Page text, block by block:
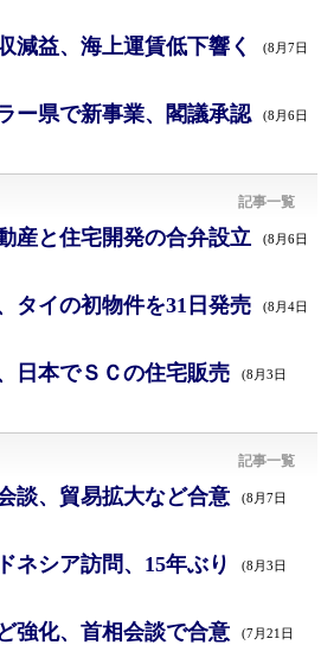
減益、海上運賃低下響く (8月7日
ー県で新事業、閣議承認 (8月6日
記事一覧
産と住宅開発の合弁設立 (8月6日
タイの初物件を31日発売 (8月4日
日本でＳＣの住宅販売 (8月3日
記事一覧
談、貿易拡大など合意 (8月7日
ネシア訪問、15年ぶり (8月3日
強化、首相会談で合意 (7月21日